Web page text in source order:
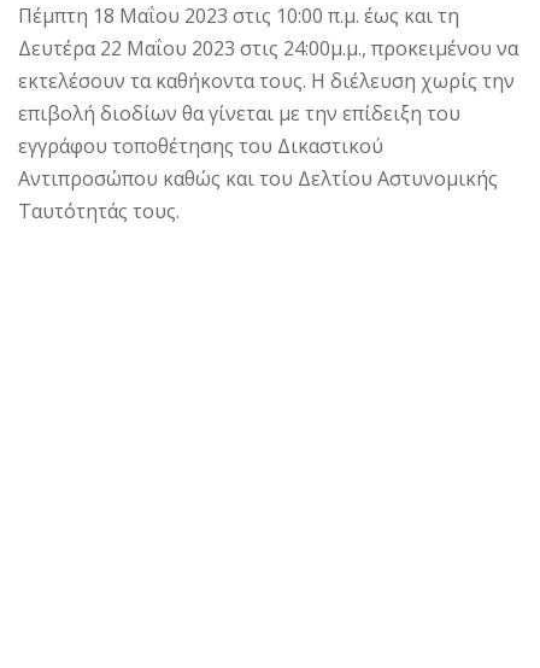
Πέμπτη 18 Μαΐου 2023 στις 10:00 π.μ. έως και τη
Δευτέρα 22 Μαΐου 2023 στις 24:00μ.μ., προκειμένου να
εκτελέσουν τα καθήκοντα τους. Η διέλευση χωρίς την
επιβολή διοδίων θα γίνεται με την επίδειξη του
εγγράφου τοποθέτησης του Δικαστικού
Αντιπροσώπου καθώς και του Δελτίου Αστυνομικής
Ταυτότητάς τους.